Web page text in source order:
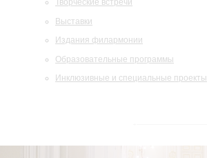
Творческие встречи
Выставки
Издания филармонии
Образовательные программы
Инклюзивные и специальные проекты